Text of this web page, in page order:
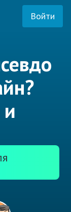
Войти